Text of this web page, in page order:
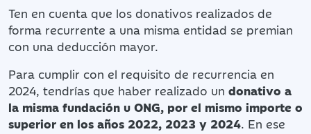
Ten en cuenta que los donativos realizados de
forma recurrente a una misma entidad se premian
con una deducción mayor.
Para cumplir con el requisito de recurrencia en
2024, tendrías que haber realizado un donativo a
la misma fundación u ONG, por el mismo importe o
superior en los años 2022, 2023 y 2024. En ese